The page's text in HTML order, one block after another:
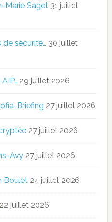
Marie Saget 31 juillet
de sécurité… 30 juillet
29 juillet 2026
Briefing 27 juillet 2026
27 juillet 2026
Avy 27 juillet 2026
Boulet 24 juillet 2026
22 juillet 2026